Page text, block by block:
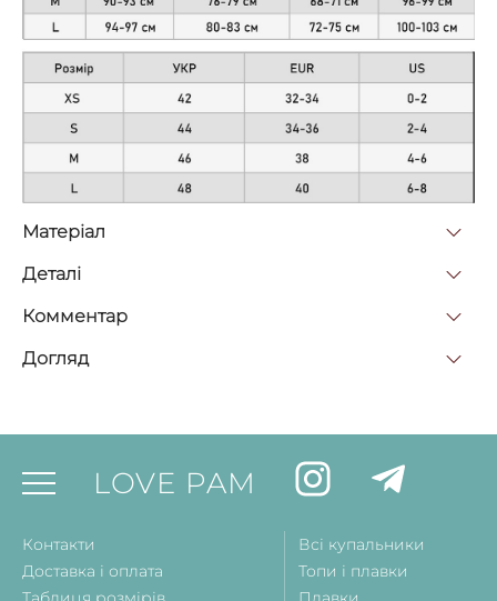
Матерiал
Деталi
Комментар
Догляд
LOVE PAM
Контакти
Доставка і оплата
Всі купальники
Топи і плавки